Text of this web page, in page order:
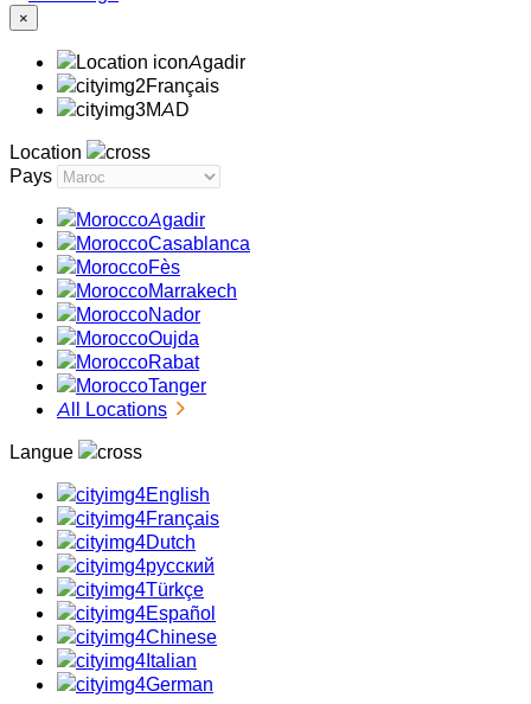
×
Agadir
Français
MAD
Location
Pays
Agadir
Casablanca
Fès
Marrakech
Nador
Oujda
Rabat
Tanger
All Locations
Langue
English
Français
Dutch
русский
Türkçe
Español
Chinese
Italian
German